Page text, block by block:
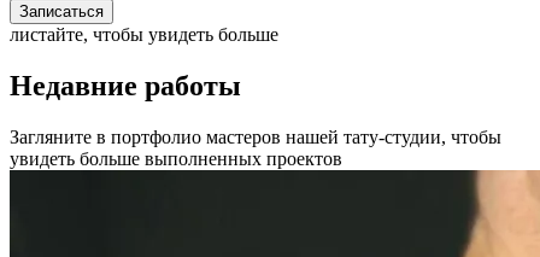
Записаться
листайте, чтобы увидеть больше
Недавние работы
Загляните в портфолио мастеров нашей тату-студии, чтобы
увидеть больше выполненных проектов